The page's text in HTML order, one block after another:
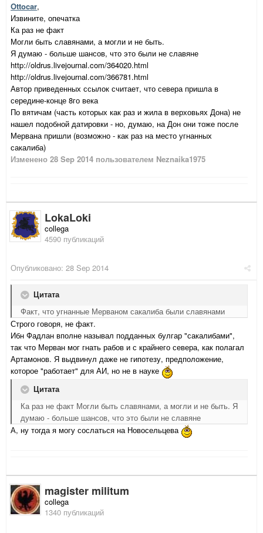
Ottocar,
Извините, опечатка
Ка раз не факт
Могли быть славянами, а могли и не быть.
Я думаю - больше шансов, что это были не славяне
http://oldrus.livejournal.com/364020.html
http://oldrus.livejournal.com/366781.html
Автор приведенных ссылок считает, что севера пришла в
середине-конце 8го века
По вятичам (часть которых как раз и жила в верховьях Дона) не
нашел подобной датировки - но, думаю, на Дон они тоже после
Мервана пришли (возможно - как раз на место угнанных
сакалиба)
Изменено 28 Sep 2014 пользователем Neznaika1975
LokaLoki
collega
4590 публикаций
Опубликовано: 28 Sep 2014
Цитата
Факт, что угнанные Мерваном сакалиба были славянами
Строго говоря, не факт.
Ибн Фадлан вполне называл подданных булгар "сакалибами",
так что Мерван мог гнать рабов и с крайнего севера, как полагал
Артамонов. Я выдвинул даже не гипотезу, предположение,
которое "работает" для АИ, но не в науке
Цитата
Ка раз не факт Могли быть славянами, а могли и не быть. Я
думаю - больше шансов, что это были не славяне
А, ну тогда я могу сослаться на Новосельцева
magister militum
collega
1340 публикаций